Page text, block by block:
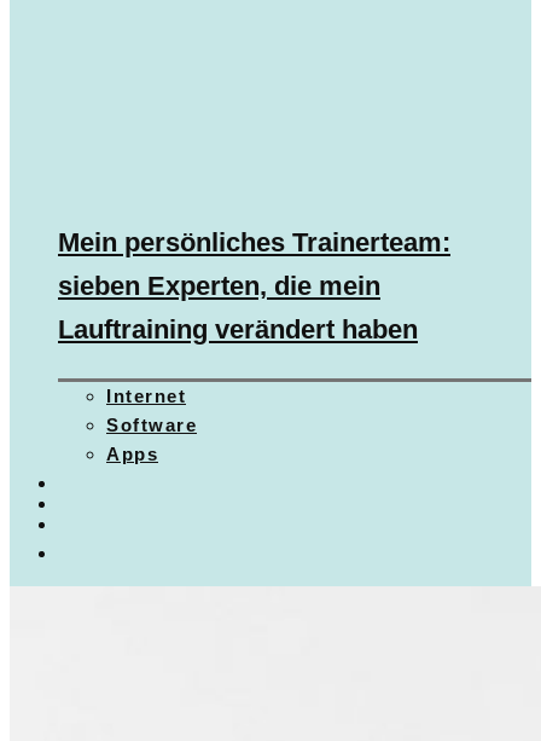
Mein persönliches Trainerteam:
sieben Experten, die mein
Lauftraining verändert haben
Internet
Software
Apps